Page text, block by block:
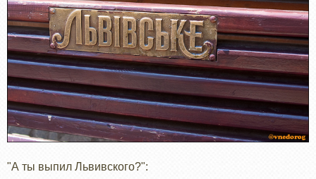
"А ты выпил Львивского?":